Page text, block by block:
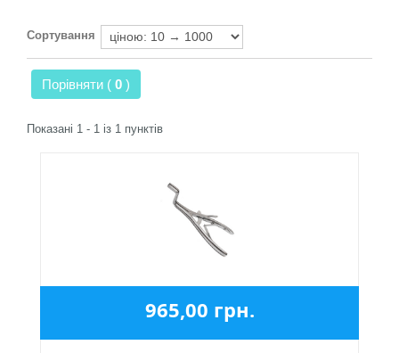
Сортування
Порівняти ( 0 )
Показані 1 - 1 із 1 пунктів
965,00 грн.